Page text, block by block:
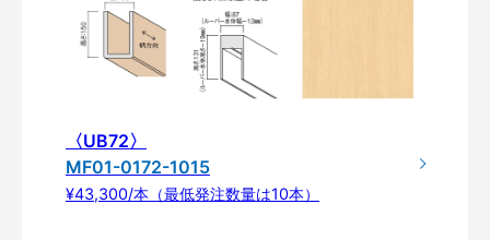
〈UB72〉
MF01-0172-1015
¥43,300/本（最低発注数量は10本）